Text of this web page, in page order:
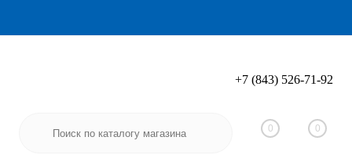
Вход Регистрация
+7 (843) 526-71-92
0 0